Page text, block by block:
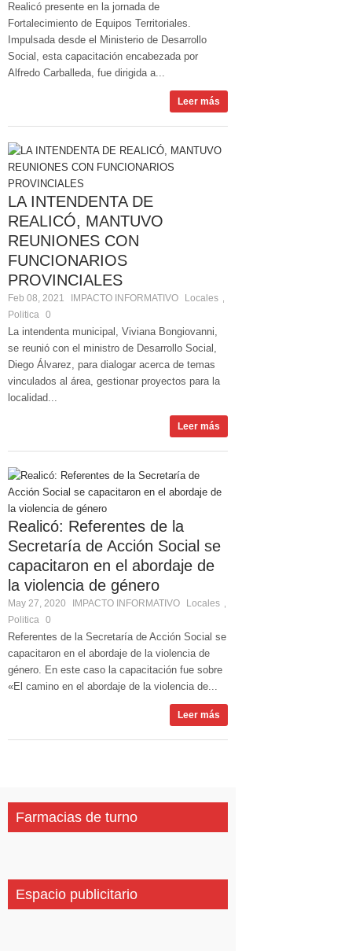
Realicó presente en la jornada de
Fortalecimiento de Equipos Territoriales.
Impulsada desde el Ministerio de Desarrollo
Social, esta capacitación encabezada por
Alfredo Carballeda, fue dirigida a...
Leer más
LA INTENDENTA DE
REALICÓ, MANTUVO
REUNIONES CON
FUNCIONARIOS
PROVINCIALES
Feb 08, 2021 IMPACTO INFORMATIVO Locales
Politica 0
La intendenta municipal, Viviana Bongiovanni,
se reunió con el ministro de Desarrollo Social,
Diego Álvarez, para dialogar acerca de temas
vinculados al área, gestionar proyectos para la
localidad...
Leer más
Realicó: Referentes de la
Secretaría de Acción Social se
capacitaron en el abordaje de
la violencia de género
May 27, 2020 IMPACTO INFORMATIVO Locales
Politica 0
Referentes de la Secretaría de Acción Social se
capacitaron en el abordaje de la violencia de
género. En este caso la capacitación fue sobre
«El camino en el abordaje de la violencia de...
Leer más
Farmacias de turno
Espacio publicitario